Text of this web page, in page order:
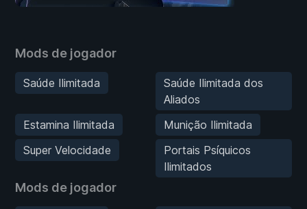
Mods de jogador
Saúde Ilimitada
Saúde Ilimitada dos
Aliados
Estamina Ilimitada
Munição Ilimitada
Super Velocidade
Portais Psíquicos
Ilimitados
Mods de jogador